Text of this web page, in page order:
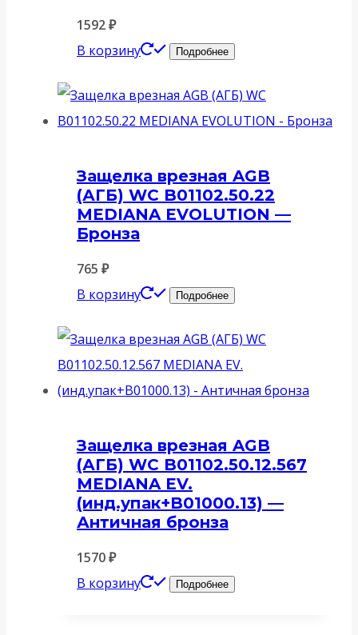
1592₽
В корзину
Подробнее
Защелка врезная AGB
(АГБ) WC B01102.50.22
MEDIANA EVOLUTION —
Бронза
765 ₽
В корзину
Подробнее
Защелка врезная AGB
(АГБ) WC B01102.50.12.567
MEDIANA EV.
(инд.упак+B01000.13) —
Античная бронза
1570₽
В корзину
Подробнее